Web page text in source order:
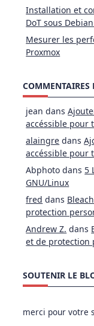
Installation et
DoT sous
Mesurer les
Proxmox
COMMENTAIRES
jean dans
accéssible pour
alaingre dans
accéssible pour
Abphoto dans 5
GNU/Linux
fred dans
protection
Andrew Z. dans
et de protection
SOUTENIR LE
merci pour votre